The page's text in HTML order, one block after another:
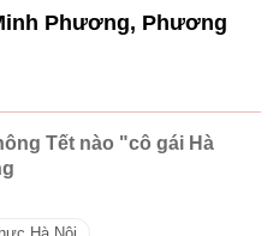
Phương, Phương
Tết nào "cô gái Hà